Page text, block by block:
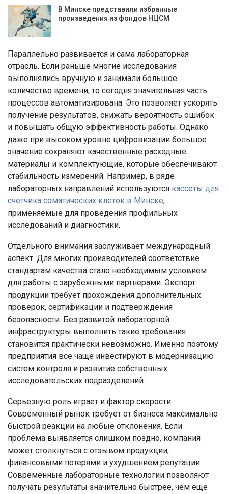
В Минске представили избранные
произведения из фондов НЦСМ
Параллельно развивается и сама лабораторная
отрасль. Если раньше многие исследования
выполнялись вручную и занимали большое
количество времени, то сегодня значительная часть
процессов автоматизирована. Это позволяет ускорять
получение результатов, снижать вероятность ошибок
и повышать общую эффективность работы. Однако
даже при высоком уровне цифровизации большое
значение сохраняют качественные расходные
материалы и комплектующие, которые обеспечивают
стабильность измерений. Например, в ряде
лабораторных направлений используются кассеты для
счетчика соматических клеток в Минске,
применяемые для проведения профильных
исследований и диагностики.
Отдельного внимания заслуживает международный
аспект. Для многих производителей соответствие
стандартам качества стало необходимым условием
для работы с зарубежными партнерами. Экспорт
продукции требует прохождения дополнительных
проверок, сертификации и подтверждения
безопасности. Без развитой лабораторной
инфраструктуры выполнить такие требования
становится практически невозможно. Именно поэтому
предприятия все чаще инвестируют в модернизацию
систем контроля и развитие собственных
исследовательских подразделений.
Серьезную роль играет и фактор скорости.
Современный рынок требует от бизнеса максимально
быстрой реакции на любые отклонения. Если
проблема выявляется слишком поздно, компания
может столкнуться с отзывом продукции,
финансовыми потерями и ухудшением репутации.
Современные лабораторные технологии позволяют
получать результаты значительно быстрее, чем еще